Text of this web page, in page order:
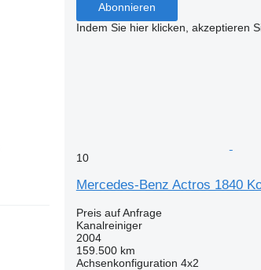
Abonnieren
Indem Sie hier klicken, akzeptieren
10
Mercedes-Benz Actros 1840
Preis auf Anfrage
Kanalreiniger
2004
159.500 km
Achsenkonfiguration 4x2